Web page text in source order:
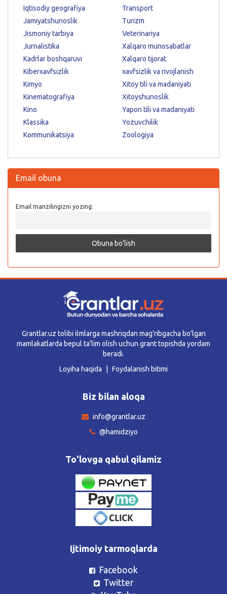
Iqtisodiy geografiya
Jamiyatshunoslik
Jismoniy tarbiya
Jurnalistika
Kadrlar boshqaruvi
Kiberxavfsizlik
Kimyo
Kinematografiya
Kino
Klassika
Kommunikatsiya
Transport
Turizm
Veterinariya
Xalqaro munosabatlar
Xalqaro tijorat
xavfsizlik va rivojlanish
Xitoy tili va madaniyati
Xitoyshunoslik
Yapon tili va madaniyati
Yozuvchilik
Zoologiya
Email obuna
Email manzilingizni yozing:
Grantlar.uz tolibi ilmlarga mashriqdan mag’ribgacha bo’lgan
mamlakatlarda bepul ta’lim olish uchun grant topishda yordam
beradi.
Loyiha haqida
Foydalanish bitimi
Biz bilan aloqa
info@grantlar.uz
@hamidziyo
To'lovga qabul qilamiz
Ijtimoiy tarmoqlarda
Facebook
Twitter